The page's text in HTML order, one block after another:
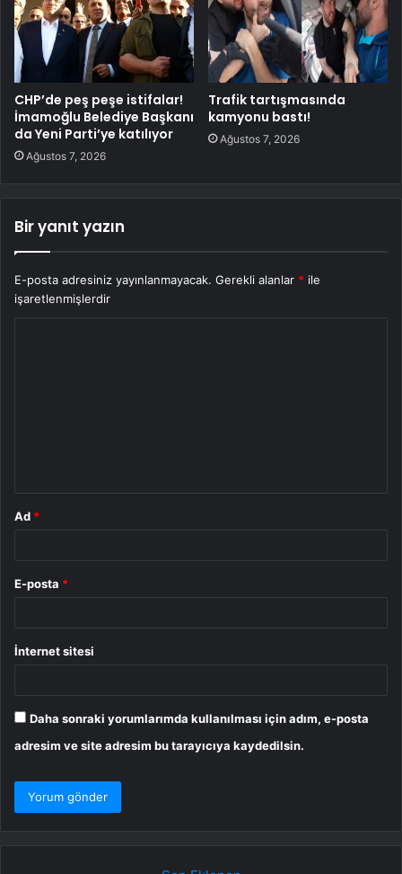
CHP’de peş peşe istifalar!
İmamoğlu Belediye Başkanı
da Yeni Parti’ye katılıyor
Ağustos 7, 2026
Trafik tartışmasında
kamyonu bastı!
Ağustos 7, 2026
Bir yanıt yazın
E-posta adresiniz yayınlanmayacak. Gerekli alanlar * ile
işaretlenmişlerdir
Ad *
E-posta *
İnternet sitesi
Daha sonraki yorumlarımda kullanılması için adım, e-posta
adresim ve site adresim bu tarayıcıya kaydedilsin.